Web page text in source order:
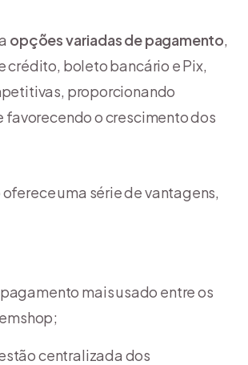
opções variadas de pagamento,
crédito, boleto bancário e Pix,
proporcionando
favorecendo o crescimento dos
uma série de vantagens,
mais usado entre os
centralizada dos